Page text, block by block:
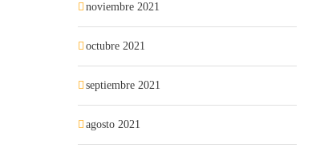
noviembre 2021
octubre 2021
septiembre 2021
agosto 2021